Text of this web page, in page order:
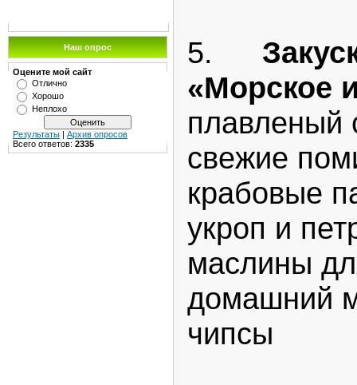
Наш опрос
Оцените мой сайт
Отлично
Хорошо
Неплохо
Результаты | Архив опросов
Всего ответов: 2335
5. З
«Морское
плавленый
свежие
крабовые
укроп и
маслины
домашний
чипсы